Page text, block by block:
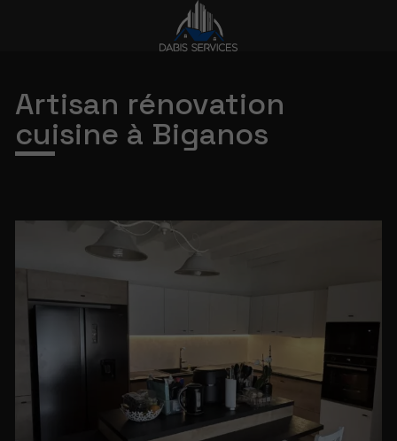
Artisan rénovation
cuisine à Biganos